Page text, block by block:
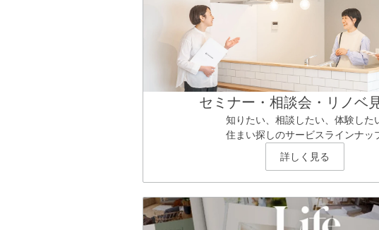
セミナー・相談会・リノベ
知りたい、相談したい、体験した
住まい探しのサービスラインナッ
詳しく見る